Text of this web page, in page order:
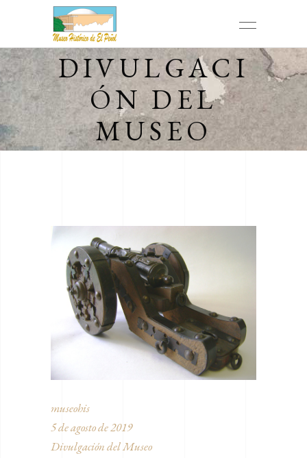
DIVULGACI
ÓN DEL
MUSEO
museohis
5 de agosto de 2019
Divulgación del Museo